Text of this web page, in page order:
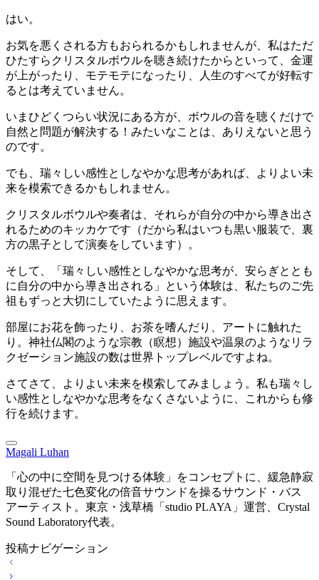
はい。
お気を悪くされる方もおられるかもしれませんが、私はただ
ひたすらクリスタルボウルを聴き続けたからといって、金運
が上がったり、モテモテになったり、人生のすべてが好転す
るとは考えていません。
いまひどくつらい状況にある方が、ボウルの音を聴くだけで
自然と問題が解決する！みたいなことは、ありえないと思う
のです。
でも、瑞々しい感性としなやかな思考があれば、よりよい未
来を模索できるかもしれません。
クリスタルボウルや奏者は、それらが自分の中から導き出さ
れるためのキッカケです（だから私はいつも黒い服装で、裏
方の黒子として演奏をしています）。
そして、「瑞々しい感性としなやかな思考が、安らぎととも
に自分の中から導き出される」という体験は、私たちのご先
祖もずっと大切にしていたように思えます。
部屋にお花を飾ったり、お茶を嗜んだり、アートに触れた
り。神社仏閣のような宗教（瞑想）施設や温泉のようなリラ
クゼーション施設の数は世界トップレベルですよね。
さてさて、よりよい未来を模索してみましょう。私も瑞々し
い感性としなやかな思考をなくさないように、これからも修
行を続けます。
Magali Luhan
「心の中に空間を見つける体験」をコンセプトに、緩急静寂
取り混ぜた七色変化の倍音サウンドを操るサウンド・バス
アーティスト。東京・浅草橋「studio PLAYA」運営、Crystal
Sound Laboratory代表。
投稿ナビゲーション